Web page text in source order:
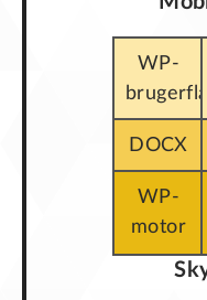
WP-
DOCX
WP-
motor